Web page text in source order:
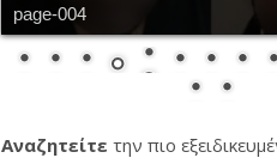
page-005
Αναζητείτε την πιο